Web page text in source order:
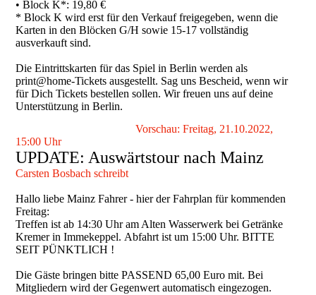
• Block K*: 19,80 €
* Block K wird erst für den Verkauf freigegeben, wenn die
Karten in den Blöcken G/H sowie 15-17 vollständig
ausverkauft sind.
Die Eintrittskarten für das Spiel in Berlin werden als
print@home-Tickets ausgestellt. Sag uns Bescheid, wenn wir
für Dich Tickets bestellen sollen. Wir freuen uns auf deine
Unterstützung in Berlin.
Vorschau: Freitag, 21.10.2022,
15:00 Uhr
UPDATE: Auswärtstour nach Mainz
Carsten Bosbach schreibt
Hallo liebe Mainz Fahrer - hier der Fahrplan für kommenden
Freitag:
Treffen ist ab 14:30 Uhr am Alten Wasserwerk bei Getränke
Kremer in Immekeppel. Abfahrt ist um 15:00 Uhr. BITTE
SEIT PÜNKTLICH !
Die Gäste bringen bitte PASSEND 65,00 Euro mit. Bei
Mitgliedern wird der Gegenwert automatisch eingezogen.